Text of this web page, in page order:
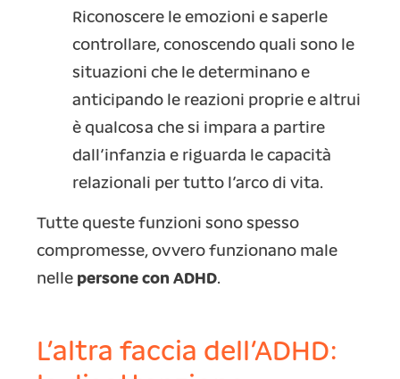
Riconoscere le emozioni e saperle
controllare, conoscendo quali sono le
situazioni che le determinano e
anticipando le reazioni proprie e altrui
è qualcosa che si impara a partire
dall’infanzia e riguarda le capacità
relazionali per tutto l’arco di vita.
Tutte queste funzioni sono spesso
compromesse, ovvero funzionano male
nelle persone con ADHD.
L’altra faccia dell’ADHD: